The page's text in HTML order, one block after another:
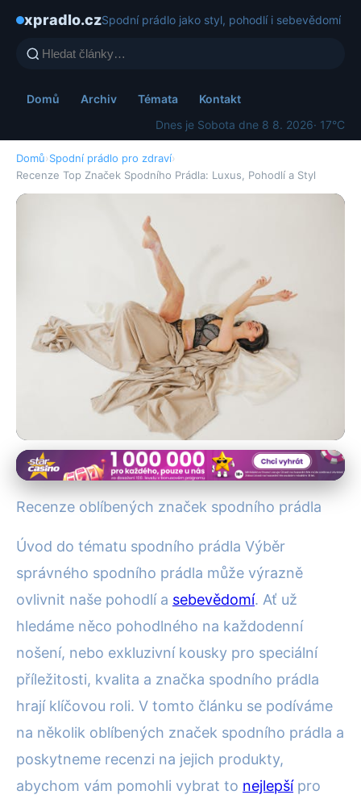
xpradlo.czSpodní prádlo jako styl, pohodlí i sebevědomí
Domů Archiv Témata
Kontakt
Dnes je Sobota dne 8 8. 2026· 17°C
Domů›Spodní prádlo pro zdraví›
Recenze Top Značek Spodního Prádla: Luxus, Pohodlí a Styl
Spodní prádlo pro zdraví
Recenze Top Značek Spodního
27. 6. 2025 · 4 min čtení · Autor: Lenka Čechová
Recenze oblíbených značek spodního prádla
Úvod do tématu spodního prádla Výběr
správného spodního prádla může výrazně
ovlivnit naše pohodlí a sebevědomí. Ať už
hledáme něco pohodlného na každodenní
nošení, nebo exkluzivní kousky pro speciální
příležitosti, kvalita a značka spodního prádla
hrají klíčovou roli. V tomto článku se podíváme
na několik oblíbených značek spodního prádla a
poskytneme recenzi na jejich produkty,
abychom vám pomohli vybrat to nejlepšípro